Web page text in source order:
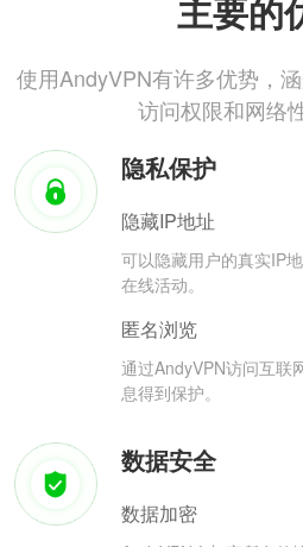
主要的
使用AndyVPN有许多优势，
访问权限和网络
隐私保护
隐藏IP地址
可以隐藏用户的真实IP
在线活动。
匿名浏览
通过AndyVPN访问互联
息得到保护。
数据安全
数据加密